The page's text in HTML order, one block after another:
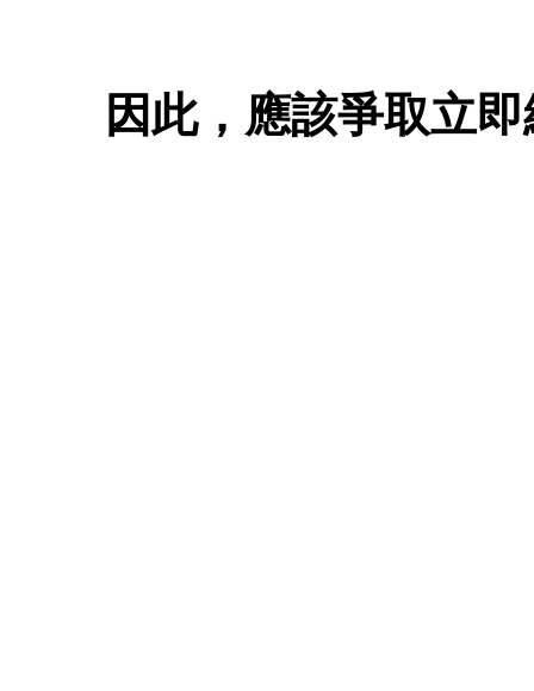
因此，應該爭取立